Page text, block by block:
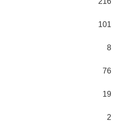
101
8
76
19
2